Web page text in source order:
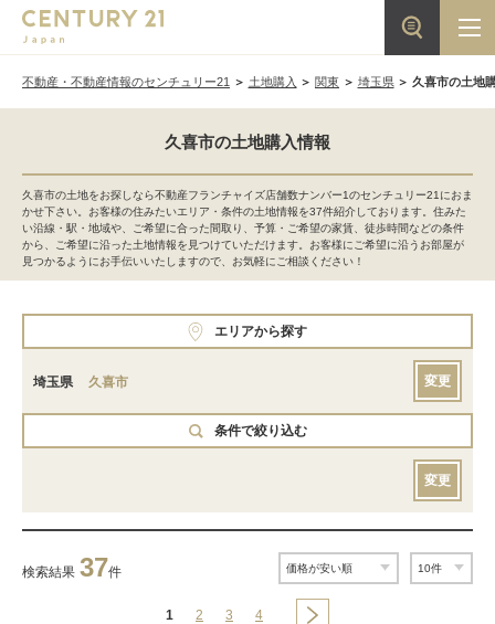
不動産・不動産情報のセンチュリー21 土地購入 関東 埼玉県 久喜市の土地
久喜市の土地購入情報
久喜市の土地をお探しなら不動産フランチャイズ店舗数ナンバー1のセンチュリー21におま
かせ下さい。お客様の住みたいエリア・条件の土地情報を37件紹介しております。住みた
い沿線・駅・地域や、ご希望に合った間取り、予算・ご希望の家賃、徒歩時間などの条件
から、ご希望に沿った土地情報を見つけていただけます。お客様にご希望に沿うお部屋が
見つかるようにお手伝いいたしますので、お気軽にご相談ください！
エリアから探す
埼玉県 久喜市 変更
条件で絞り込む
変更
検索結果 37件
1 2 3 4